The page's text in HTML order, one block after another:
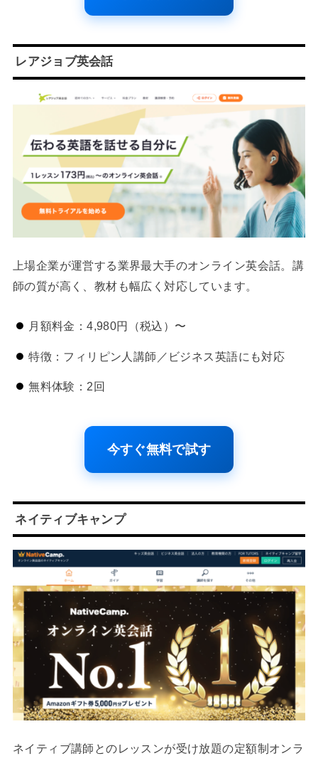
レアジョブ英会話
上場企業が運営する業界最大手のオンライン英会話。講
師の質が高く、教材も幅広く対応しています。
月額料金：4,980円（税込）〜
特徴：フィリピン人講師／ビジネス英語にも対応
無料体験：2回
今すぐ無料で試す
ネイティブキャンプ
ネイティブ講師とのレッスンが受け放題の定額制オンラ